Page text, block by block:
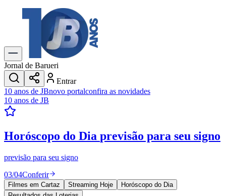
Explore Tudo
Últimas Notícias
Previsão do Tempo
Trânsito e Rotas
Dia a Dia & Lazer
Transportes
Gastronomia
Cinema & Shows
JogosNovo
Para Sua Empresa
Anuncie no Portal
Cadastrar Empresa
Divulgar Vagas
Publicidade Legal
Política
Eleições
Jornal de Barueri
Entrar
10 anos de JBnovo portalconfira as novidades
10 anos de JB
Horóscopo do Dia previsão para seu signo
previsão para seu signo
03/04Conferir
Filmes em Cartaz Streaming Hoje
Horóscopo do Dia